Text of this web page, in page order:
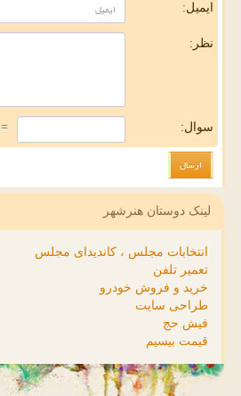
ایمیل:
نظر:
سوال: = ۲ بعلاوه ۲
لینک دوستان هنرشهر
انتخابات مجلس ، کاندیدای مجلس
تعمیر تلفن
خرید و فروش خودرو
طراحی سایت
فیش حج
قیمت بیسیم